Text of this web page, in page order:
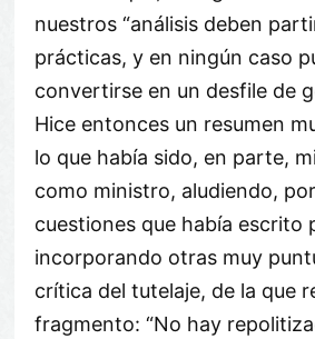
nuestros “análisis deben
prácticas, y en ningún caso
convertirse en un desfile de
Hice entonces un resumen
lo que había sido, en parte,
como ministro, aludiendo,
cuestiones que había escrito
incorporando otras muy
crítica del tutelaje, de la que
fragmento: “No hay